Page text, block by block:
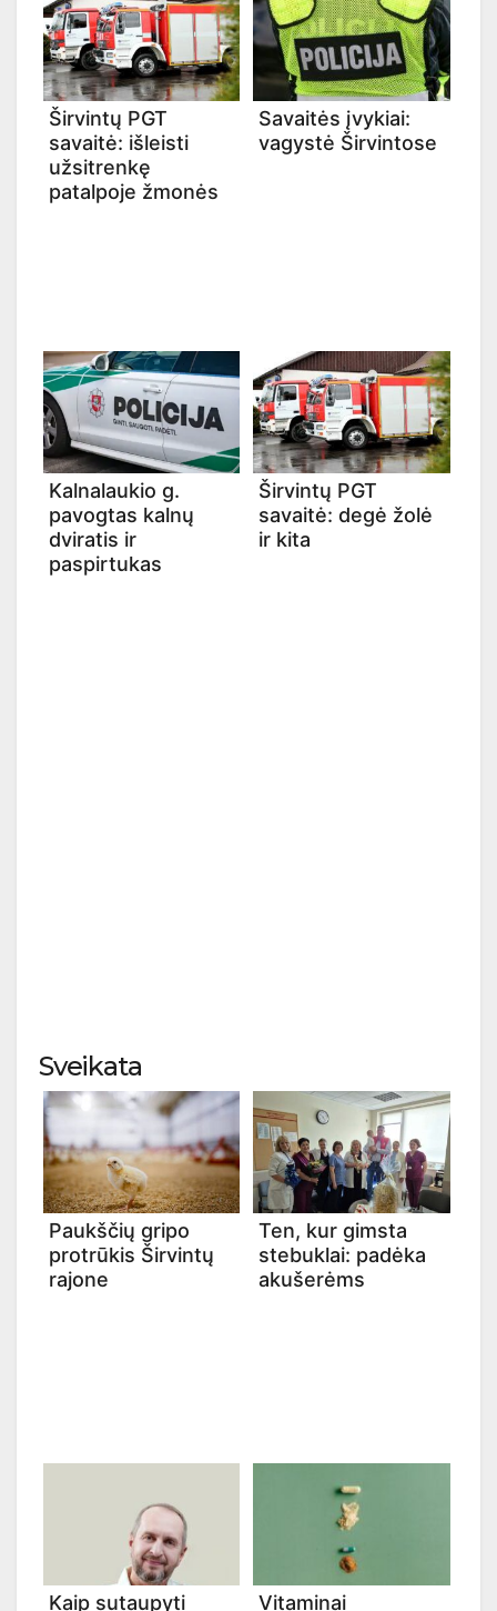
Širvintų PGT
savaitė: išleisti
užsitrenkę
patalpoje žmonės
Savaitės įvykiai:
vagystė Širvintose
Kalnalaukio g.
pavogtas kalnų
dviratis ir
paspirtukas
Širvintų PGT
savaitė: degė žolė
ir kita
Sveikata
Paukščių gripo
protrūkis Širvintų
rajone
Ten, kur gimsta
stebuklai: padėka
akušerėms
Kaip sutaupyti Vitaminai